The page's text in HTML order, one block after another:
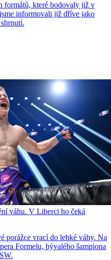
formátů, které bodovaly již v
informovali již dříve jako
váhu. V Liberci ho čeká
porážce vrací do lehké váhy. Na
Formelu, bývalého šampiona